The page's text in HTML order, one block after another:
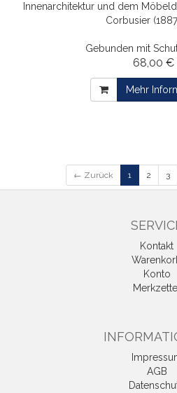
Innenarchitektur und dem
Corbusier
Gebunden mit
68,00 €
Mehr
← Zurück 1 2 3
Kontakt
Konto
Merkzettel
AGB